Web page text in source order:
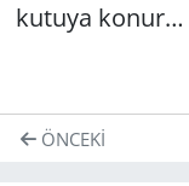
kutuya konur…
ÖNCEKI